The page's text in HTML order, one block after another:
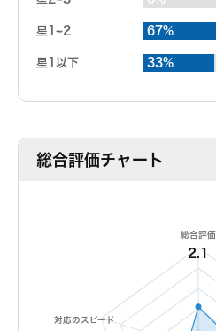
星1~2 67%
星1以下 33%
総合評価チャート
総合評価
2.1
対応のスピード